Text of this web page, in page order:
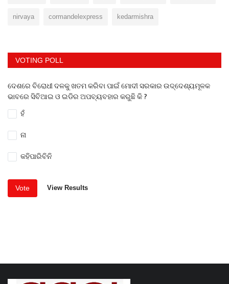
nirvaya cormandelexpress kedarmishra
VOTING POLL
ଦେଶରେ ବିରୋଧୀ ଦଳକୁ ଖତମ କରିବା ପାଇଁ ମୋଦୀ ସରକାର ଉଦ୍ଦେଶ୍ୟମୂଳକ
ଭାବରେ ସିବିଆଇ ଓ ଇଡିର ଅପବ୍ୟବହାର କରୁଛି କି ?
ହଁ
ନା
କହିପାରିବିନି
Vote View Results